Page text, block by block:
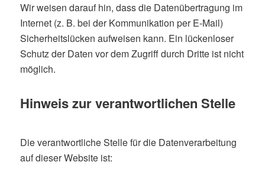
Wir weisen darauf hin, dass die Datenübertragung im
Internet (z. B. bei der Kommunikation per E-Mail)
Sicherheitslücken aufweisen kann. Ein lückenloser
Schutz der Daten vor dem Zugriff durch Dritte ist nicht
möglich.
Hinweis zur verantwortlichen Stelle
Die verantwortliche Stelle für die Datenverarbeitung
auf dieser Website ist: